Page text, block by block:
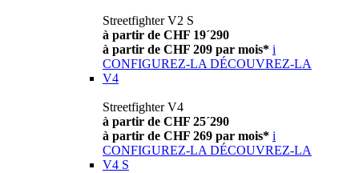
Streetfighter V2 S
à partir de CHF 19´290
à partir de CHF 209 par mois* i
CONFIGUREZ-LA DÉCOUVREZ-LA
V4
Streetfighter V4
à partir de CHF 25´290
à partir de CHF 269 par mois* i
CONFIGUREZ-LA DÉCOUVREZ-LA
V4 S